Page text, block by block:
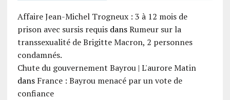
Affaire Jean-Michel Trogneux : 3 à 12 mois de
prison avec sursis requisdansRumeur sur la
transsexualité de Brigitte Macron, 2 personnes
condamnés.
Chute du gouvernement Bayrou | L'aurore Matin
dans France : Bayrou menacé par un vote de
confiance